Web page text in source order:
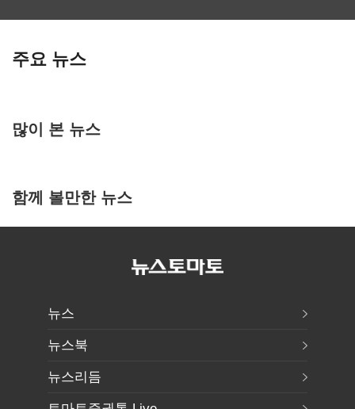
주요 뉴스
많이 본 뉴스
함께 볼만한 뉴스
뉴스
뉴스북
뉴스리듬